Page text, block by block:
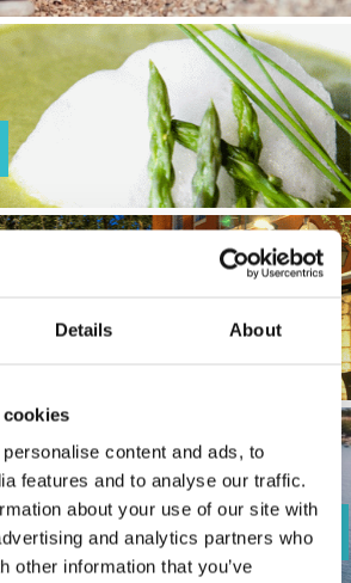
Details About
content and ads, to
features and to analyse our traffic.
about your use of our site with
and analytics partners who
other information that you’ve
– MARATON PŁYWANIOWY